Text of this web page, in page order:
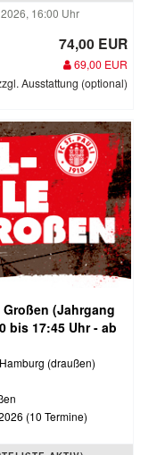
16:00 Uhr
74,00 EUR
69,00 EUR
Ausstattung (optional)
(Jahrgang
bis 17:45 Uhr - ab
(draußen)
(10 Termine)